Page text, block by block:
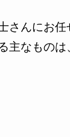
さんにお
主なもの